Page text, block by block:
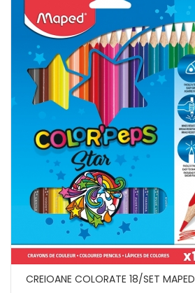
CREIOANE COLORATE 18/SET MAPED